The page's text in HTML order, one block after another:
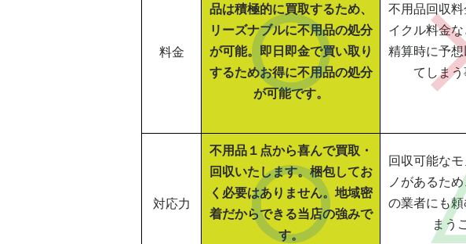
料金
品は積極的に買取するため、
リーズナブルに不用品の処分
が可能。即日即金で買い取り
するためお得に不用品の処分
が可能です。
不用品回収
イクル料金
精算時に予
てしま
対応力
不用品１点から喜んで買取・
回収いたします。梱包してお
く必要はありません。地域密
着だからできる当店の強みで
す。
回収可能な
ノがあるた
の業者にも
まう